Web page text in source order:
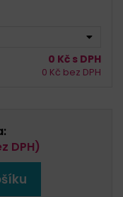
0 Kč s DPH
0 Kč bez DPH
DPH)